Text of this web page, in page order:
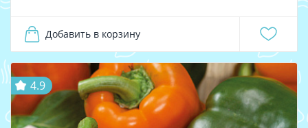
Добавить в корзину
4.9